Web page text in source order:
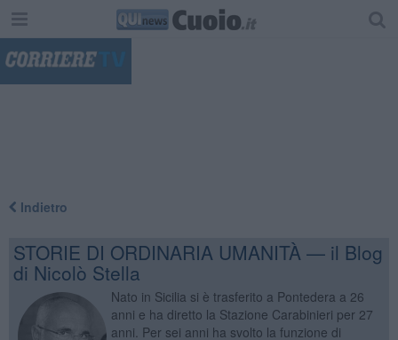
Indietro
STORIE DI ORDINARIA UMANITÀ — il Blog
di Nicolò Stella
Nato in Sicilia si è trasferito a Pontedera a 26
anni e ha diretto la Stazione Carabinieri per 27
anni. Per sei anni ha svolto la funzione di